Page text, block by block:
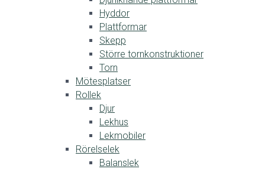
Hyddor
Plattformar
Skepp
Större tornkonstruktioner
Torn
Mötesplatser
Rollek
Djur
Lekhus
Lekmobiler
Rörelselek
Balanslek